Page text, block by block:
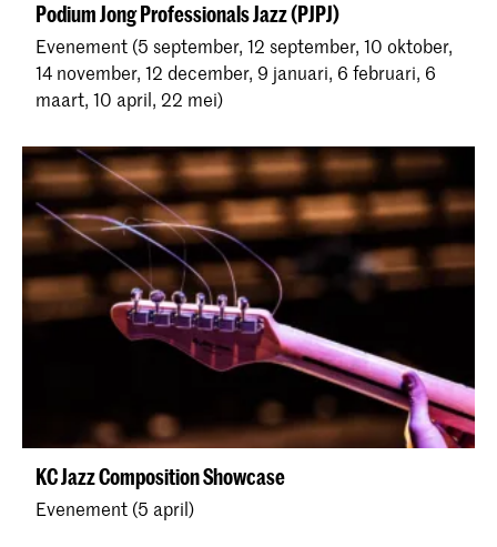
Podium Jong Professionals Jazz (PJPJ)
Evenement (5 september, 12 september, 10 oktober,
14 november, 12 december, 9 januari, 6 februari, 6
maart, 10 april, 22 mei)
KC Jazz Composition Showcase
Evenement (5 april)